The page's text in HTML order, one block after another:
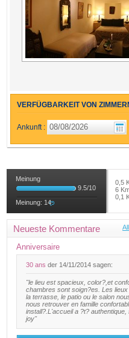
VERFÜGBARKEIT VON
Ankunft :
Meinung
9.5/10
Meinung: 14
0,5
6
0,1
Neueste Kommentare
Anniversaire
30 ans der 14/11/2014 sagen:
"le lieu est spacieux, color?,et
chambres sont soign?es. Les
la terrasse, le patio ou le salon
nous retrouver en famille
install?.L'accueil a ?t? authentique,
joy"